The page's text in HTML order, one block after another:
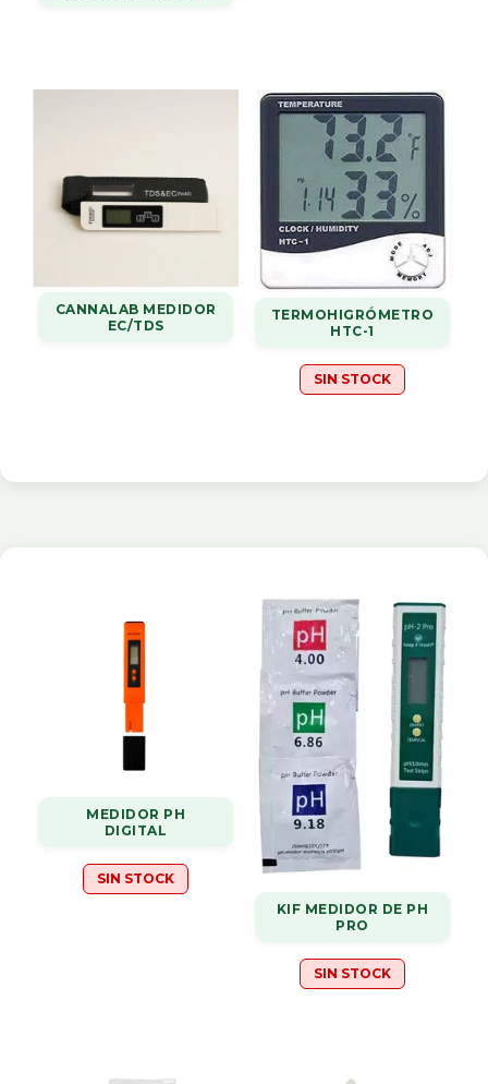
CANNALAB MEDIDOR
EC/TDS
TERMOHIGRÓMETRO
HTC-1
SIN STOCK
MEDIDOR PH
DIGITAL
SIN STOCK
KIF MEDIDOR DE PH
PRO
SIN STOCK